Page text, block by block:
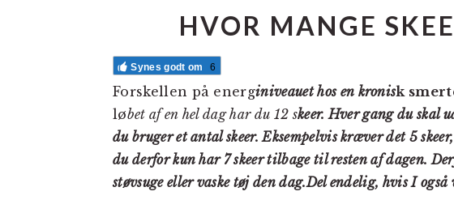
HVOR MANGE
Synes godt om 6
Forskellen på energiniveauet hos en kronisk
løbet af en hel dag har du 12 skeer. Hver gang du skal
du bruger et antal skeer. Eksempelvis kræver det 5
du derfor kun har 7 skeer tilbage til resten af dagen.
støvsuge eller vaske tøj den dag.Del endelig, hvis I også